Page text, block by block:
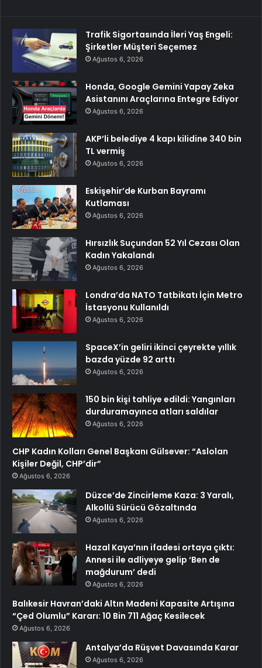
Trafik Sigortasında İleri Yaş Engeli:
Şirketler Müşteri Seçemez
Ağustos 6, 2026
Honda, Google Gemini Yapay Zeka
Asistanını Araçlarına Entegre Ediyor
Ağustos 6, 2026
AKP’li belediye 4 kapı kilidine 340 bin
TL vermiş
Ağustos 6, 2026
Eskişehir’de Kurban Bayramı
Kutlaması
Ağustos 6, 2026
Hırsızlık Suçundan 52 Yıl Cezası Olan
Kadın Yakalandı
Ağustos 6, 2026
Londra’da NATO Tatbikatı İçin Metro
İstasyonu Kullanıldı
Ağustos 6, 2026
SpaceX’in geliri ikinci çeyrekte yıllık
bazda yüzde 92 arttı
Ağustos 6, 2026
150 bin kişi tahliye edildi: Yangınları
durduramayınca atları saldılar
Ağustos 6, 2026
CHP Kadın Kolları Genel Başkanı Gülsever: “Aslolan
Kişiler Değil, CHP’dir”
Ağustos 6, 2026
Düzce’de Zincirleme Kaza: 3 Yaralı,
Alkollü Sürücü Gözaltında
Ağustos 6, 2026
Hazal Kaya’nın ifadesi ortaya çıktı:
Annesi ile adliyeye gelip ‘Ben de
mağdurum’ dedi
Ağustos 6, 2026
Balıkesir Havran’daki Altın Madeni Kapasite Artışına
“Çed Olumlu” Kararı: 10 Bin 711 Ağaç Kesilecek
Ağustos 6, 2026
Antalya’da Rüşvet Davasında Karar
Ağustos 6, 2026